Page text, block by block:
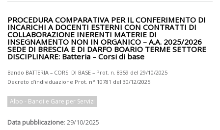
PROCEDURA COMPARATIVA PER IL CONFERIMENTO DI
INCARICHI A DOCENTI ESTERNI CON CONTRATTI DI
COLLABORAZIONE INERENTI MATERIE DI
INSEGNAMENTO NON IN ORGANICO – A.A. 2025/2026
SEDE DI BRESCIA E DI DARFO BOARIO TERME SETTORE
DISCIPLINARE: Batteria – Corsi di base
Bando BATTERIA – CORSI DI BASE – Prot. n. 8359 del 29/10/2025
Decreto d’individuazione Prot. n° 10781 del 30/12/2025
Albo - Bandi e Gare per Servizi
Data pubblicazione: 29/10/2025